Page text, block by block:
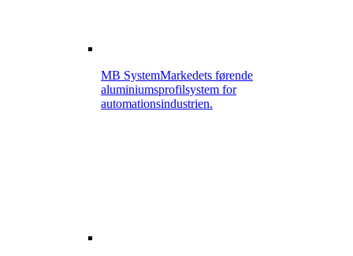
MB SystemMarkedets førende
aluminiumsprofilsystem for
automationsindustrien.